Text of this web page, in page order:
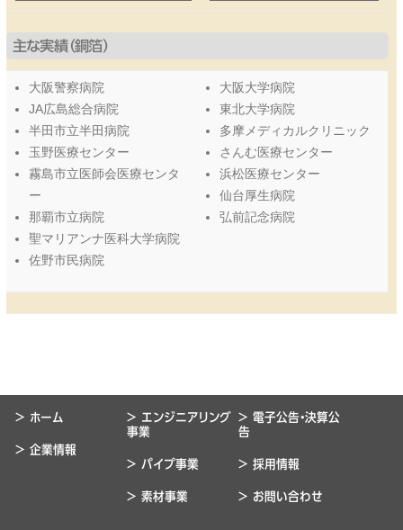
主な実績（銅箔）
大阪警察病院
JA広島総合病院
半田市立半田病院
玉野医療センター
霧島市立医師会医療センタ
ー
那覇市立病院
聖マリアンナ医科大学病院
佐野市民病院
大阪大学病院
東北大学病院
多摩メディカルクリニック
さんむ医療センター
浜松医療センター
仙台厚生病院
弘前記念病院
> ホーム
> 企業情報
> エンジニアリング
事業
> パイプ事業
> 素材事業
> 電子公告・決算公
告
> 採用情報
> お問い合わせ